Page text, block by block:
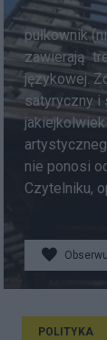
pułkownik
zawierają
językowej.
satyryczny i
nie ponosi
Czytelniku,
POLITYKA